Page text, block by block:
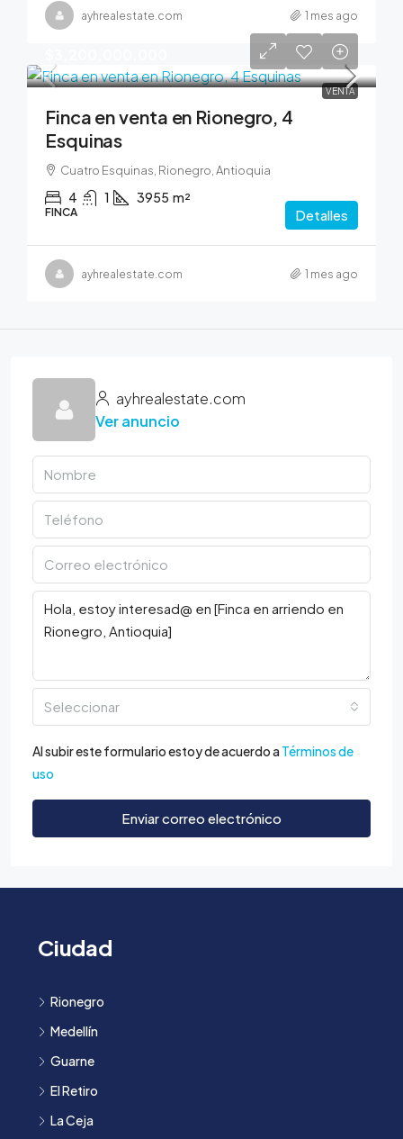
ayhrealestate.com 1 mes ago
VENTA
Finca en venta en Rionegro, 4
Esquinas
Cuatro Esquinas, Rionegro, Antioquia
4 1 3955 m²
FINCA Detalles
ayhrealestate.com 1 mes ago
ayhrealestate.com
Ver anuncio
Seleccionar
Al subir este formulario estoy de acuerdo a Términos de
uso
Enviar correo electrónico
Ciudad
Rionegro
Medellín
Guarne
El Retiro
La Ceja